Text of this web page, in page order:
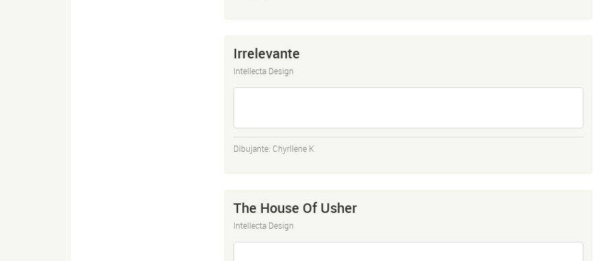
Irrelevante
Intellecta Design
Dibujante: Chyrllene K
The House Of Usher
Intellecta Design